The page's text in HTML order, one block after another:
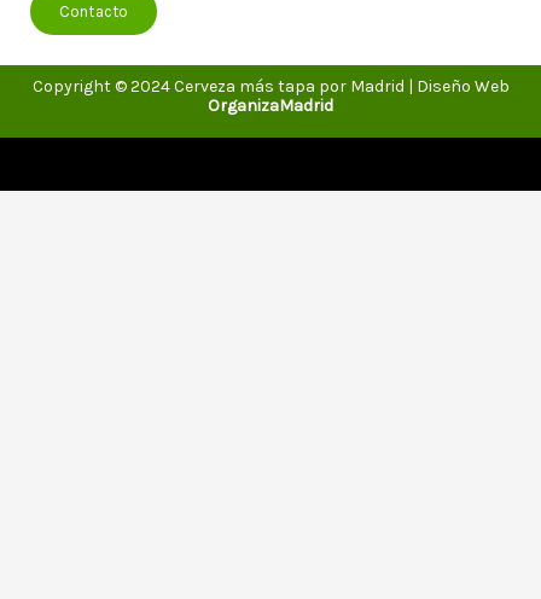
Contacto
Copyright © 2024 Cerveza más tapa por Madrid | Diseño Web
OrganizaMadrid